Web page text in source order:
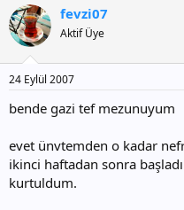
fevzi07
Aktif Üye
24 Eylül 2007
bende gazi tef mezunuyum
evet ünvtemden o kadar
ikinci haftadan sonra
kurtuldum.